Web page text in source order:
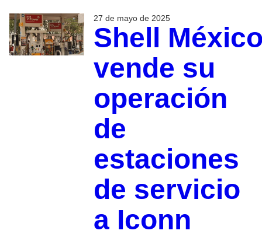
27 de mayo de 2025
Shell
vende su
operación
de
estaciones
de servicio
a Iconn